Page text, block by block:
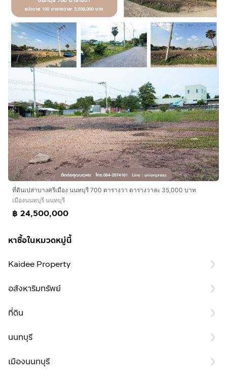
ที่ดินเปล่าบางศรีเมือง นนทบุรี 700 ตารางวา ตารางวาละ 35,000 บาท
เมืองนนทบุรี นนทบุรี
฿ 24,500,000
หาซื้อในหมวดหมู่นี้
Kaidee Property
อสังหาริมทรัพย์
ที่ดิน
นนทบุรี
เมืองนนทบุรี